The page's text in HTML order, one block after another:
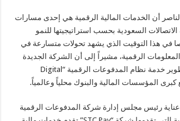
أن الخدمات المالية الرقمية هي إحدى مسارات
السعودية بحسب استراتيجيتها للنمو
في هذا التوقيت الذي يشهد تحولات متسارعة في
الرقمية، مشيراً إلى أن الشركة الجديدة
ستقدم إضافة نوعية لتطوير خدمة نظام المدفوعات الرقمية “Digital
رئيس مجلس إدارة شركة المدفوعات الرقمية